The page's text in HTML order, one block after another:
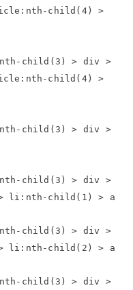
child(4) >
child(3) > div >
child(4) >
child(3) > div >
child(3) > div >
li:nth-child(1) > a
child(3) > div >
li:nth-child(2) > a
child(3) > div >